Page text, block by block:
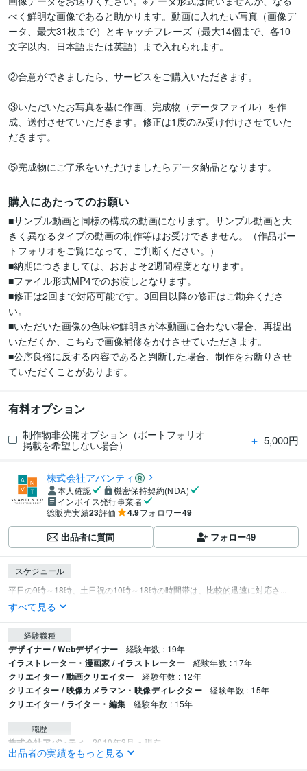
べく鮮明な画像であると助かります。動画に入れたい写真（画像デ
ータ、最大31枚まで）とキャッチフレーズ（最大14個まで、各10
文字以内、日本語または英語）まで入れられます。
②合意ができましたら、サービスをご購入いただきます。
③いただいたお写真を基に作画、完成物（データファイル）を作
成、送付させていただきます。修正は1度のみ受け付けさせていた
だきます。
購入にあたってのお願い
■サンプル動画と同様の構成の動画になります。サンプル動画と大
きく異なるタイプの動画の制作等はお受けできません。（作品ポー
トフォリオをご覧になって、ご判断ください。）
■納期につきましては、おおよそ2週間程度となります。
■ファイル形式MP4でのお渡しとなります。
■修正は2回まで対応可能です。3回目以降の修正はご勘弁くださ
い。
■いただいた画像の色味や鮮明さが本動画に合わない場合、再提出
いただくか、こちらで画像補修をかけさせていただきます。
■公序良俗に反する内容であると判断した場合、制作をお断りさせ
有料オプション
制作物非公開オプション（ポートフォリオ
掲載を希望しない場合）
＋ 5,000円
株式会社アバンティ
本人確認
機密保持契約(NDA)
インボイス発行事業者
総販売実績23評価 4.9フォロワー49
出品者に質問 フォロー49
スケジュール
平日の9時～18時、土日祝の10時～18時の時間帯は、比較的迅速に対応さ...
すべて見る
経験職種
デザイナー / Webデザイナー 経験年数 : 19年
イラストレーター・漫画家 / イラストレーター 経験年数 : 17年
クリエイター / 動画クリエイター 経験年数 : 12年
クリエイター / 映像カメラマン・映像ディレクター 経験年数 : 15年
クリエイター / ライター・編集 経験年数 : 15年
職歴
株式会社アバンティ 2010年3月 ~ 現在
出品者の実績をもっと見る